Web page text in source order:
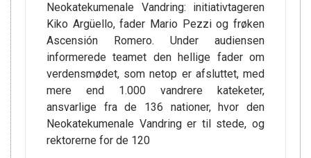
Neokatekumenale Vandring: initiativtageren
Kiko Argüello, fader Mario Pezzi og frøken
Ascensión Romero. Under audiensen
informerede teamet den hellige fader om
verdensmødet, som netop er afsluttet, med
mere end 1.000 vandrere kateketer,
ansvarlige fra de 136 nationer, hvor den
Neokatekumenale Vandring er til stede, og
rektorerne for de 120